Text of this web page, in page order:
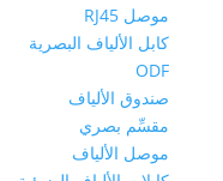
موصل RJ45
كابل الألياف البصرية
ODF
صندوق الألياف
مقسِّم بصري
موصل الألياف